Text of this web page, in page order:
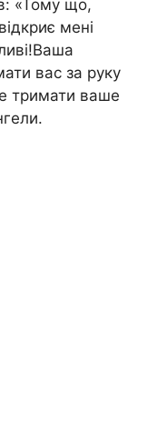
«Тому що,
мені
вас за руку
тримати ваше